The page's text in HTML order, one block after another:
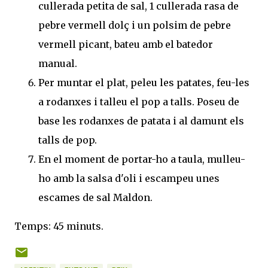
cullerada petita de sal, 1 cullerada rasa de
pebre vermell dolç i un polsim de pebre
vermell picant, bateu amb el batedor
manual.
Per muntar el plat, peleu les patates, feu-les
a rodanxes i talleu el pop a talls. Poseu de
base les rodanxes de patata i al damunt els
talls de pop.
En el moment de portar-ho a taula, mulleu-
ho amb la salsa d'oli i escampeu unes
escames de sal Maldon.
Temps: 45 minuts.